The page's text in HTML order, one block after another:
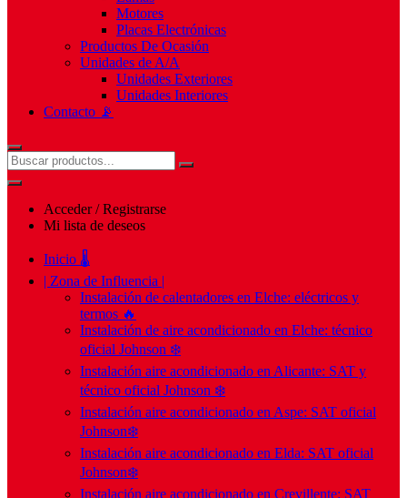
Motores
Placas Electrónicas
Productos De Ocasión
Unidades de A/A
Unidades Exteriores
Unidades Interiores
Contacto 📡
Acceder / Registrarse
Mi lista de deseos
Inicio 🌡️
| Zona de Influencia |
Instalación de calentadores en Elche: eléctricos y
termos 🔥
Instalación de aire acondicionado en Elche: técnico
oficial Johnson ❄️
Instalación aire acondicionado en Alicante: SAT y
técnico oficial Johnson ❄️
Instalación aire acondicionado en Aspe: SAT oficial
Johnson❄️
Instalación aire acondicionado en Elda: SAT oficial
Johnson❄️
Instalación aire acondicionado en Crevillente: SAT